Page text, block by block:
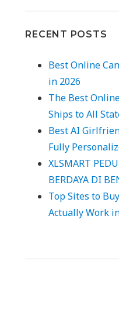
RECENT POSTS
Best Online
in 2026
The Best
Ships to All
Best AI
Fully
XLSMART
BERDAYA DI
Top Sites to
Actually Work